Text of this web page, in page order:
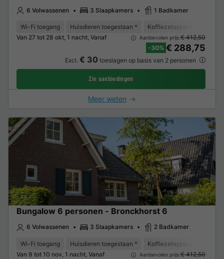
6 Volwassenen 3 Slaapkamers 1 Badkamer
Wi-Fi toegang Huisdieren toegestaan * Koffiezetapparaat
Van 27 tot 28 okt, 1 nacht, Vanaf
Aanbevolen prijs:€ 412,50
-30% € 288,75
Excl. € 30 toeslagen op basis van 2 personen
Zie aanbiedingen
Meer weten
Bungalow 6 personen - Bronckhorst 6
6 Volwassenen 3 Slaapkamers 2 Badkamer
Wi-Fi toegang Huisdieren toegestaan * Koffiezetapparaat
Van 9 tot 10 nov, 1 nacht, Vanaf
Aanbevolen prijs:€ 412,50